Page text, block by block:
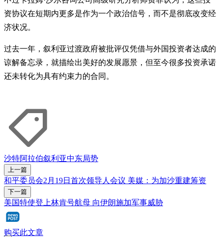
资协议在短期内更多是作为一个政治信号，而不是彻底改变经
济状况。
过去一年，叙利亚过渡政府被批评仅凭借与外国投资者达成的
谅解备忘录，就描绘出美好的发展愿景，但至今很多投资承诺
还未转化为具有约束力的合同。
沙特阿拉伯叙利亚中东局势
上一篇
和平委员会2月19日首次领导人会议 美媒：为加沙重建筹资
下一篇
美国特使登上林肯号航母 向伊朗施加军事威胁
购买此文章